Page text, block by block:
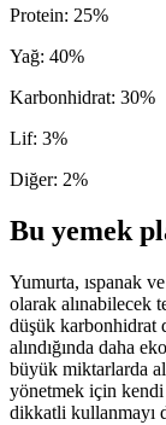
Protein: 25%
Yağ: 40%
Karbonhidrat: 30%
Lif: 3%
Diğer: 2%
Bu yemek
Yumurta, ıspanak
olarak alınabilecek
düşük karbonhidrat
alındığında daha
büyük miktarlarda
yönetmek için kendi
dikkatli kullanmayı